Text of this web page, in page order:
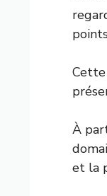
À
et la